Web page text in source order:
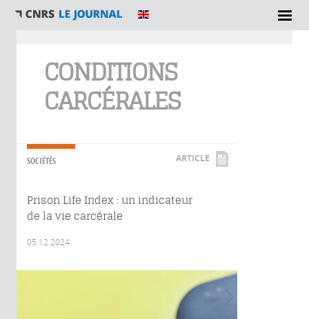
CONDITIONS
CARCÉRALES
SOCIÉTÉS ARTICLE
Prison Life Index : un indicateur
de la vie carcérale
05.12.2024